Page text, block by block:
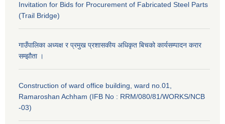
Invitation for Bids for Procurement of Fabricated Steel Parts
(Trail Bridge)
गाउँपालिका अध्यक्ष र प्रमुख प्रशासकीय अधिकृत बिचको कार्यसम्पादन करार
सम्झौता ।
Construction of ward office building, ward no.01,
Ramaroshan Achham (IFB No : RRM/080/81/WORKS/NCB
-03)